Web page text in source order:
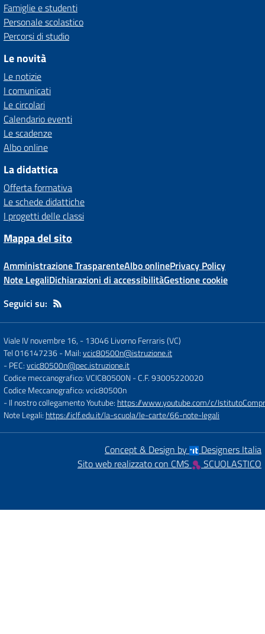
Famiglie e studenti
Personale scolastico
Percorsi di studio
Le novità
Le notizie
I comunicati
Le circolari
Calendario eventi
Le scadenze
Albo online
La didattica
Offerta formativa
Le schede didattiche
I progetti delle classi
Mappa del sito
Amministrazione TrasparenteAlbo onlinePrivacy Policy
Note LegaliDichiarazioni di accessibilitàGestione cookie
Seguici su:
Viale IV novembre 16, -13046 Livorno Ferraris (VC)
Tel 016147236- Mail:vcic80500n@istruzione.it
- PEC:vcic80500n@pec.istruzione.it
Codice meccanografico: VCIC80500N- C.F. 93005220020
Codice Meccanografico: vcic80500n
- Il nostro collegamento Youtube: https://www.youtube.com/c/
Note Legali: https://iclf.edu.it/la-scuola/le-carte/66-note-legali
Concept & Design by
Designers Italia
Sito web realizzato con CMS
SCUOLASTICO